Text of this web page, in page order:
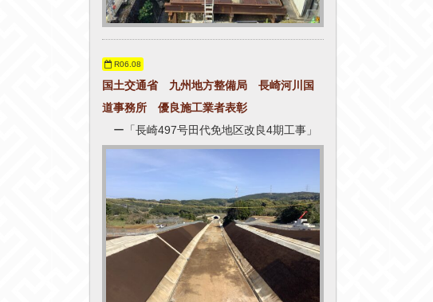
R06.08
国土交通省 九州地方整備局 長崎河川国
道事務所 優良施工業者表彰
ー「長崎497号田代免地区改良4期工事」